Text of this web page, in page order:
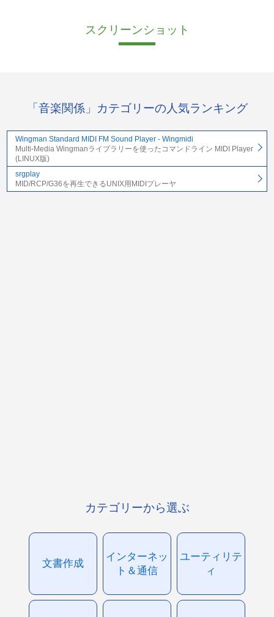
スクリーンショット
「音楽関係」カテゴリーの人気ランキング
Wingman Standard MIDI FM Sound Player - Wingmidi
Multi-Media Wingmanライブラリーを使ったコマンドライン MIDI Player
(LINUX版)
srgplay
MID/RCP/G36を再生できるUNIX用MIDIプレーヤ
カテゴリーから選ぶ
文書作成
インターネッ
ト＆通信
ユーティリテ
ィ